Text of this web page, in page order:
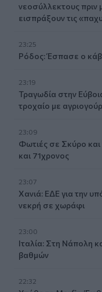
νεοσύλλεκτους πριν
εισπράξουν τις
23:25
Ρόδος: Έσπασε ο
23:19
Τραγωδία στην
τροχαίο με
23:09
Φωτιές σε Σκύρο
και 71χρονος
23:07
Χανιά: ΕΔΕ για την
νεκρή σε χωράφι
23:00
Ιταλία: Στη Νάπολη
βαθμών
22:32